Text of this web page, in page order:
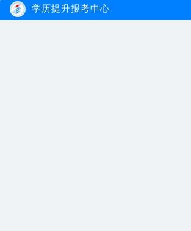
大牛教育 自考
学历提升报考中心